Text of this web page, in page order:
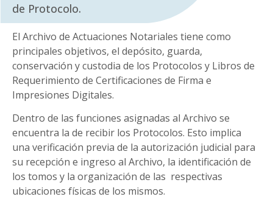
de Protocolo.
El Archivo de Actuaciones Notariales tiene como
principales objetivos, el depósito, guarda,
conservación y custodia de los Protocolos y Libros de
Requerimiento de Certificaciones de Firma e
Impresiones Digitales.
Dentro de las funciones asignadas al Archivo se
encuentra la de recibir los Protocolos. Esto implica
una verificación previa de la autorización judicial para
su recepción e ingreso al Archivo, la identificación de
los tomos y la organización de las respectivas
ubicaciones físicas de los mismos.